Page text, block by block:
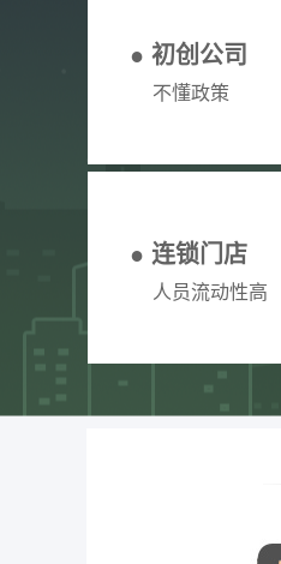
● 初创公司
不懂政策
● 连锁门店
人员流动性高